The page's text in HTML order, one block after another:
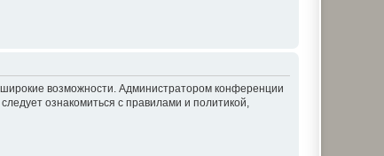
возможности. Администратором конференции
ознакомиться с правилами и политикой,